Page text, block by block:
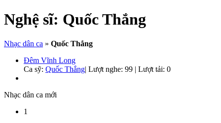
Nghệ sĩ: Quốc Thắng
Nhạc dân ca » Quốc Thắng
Đêm Vĩnh Long
Ca sỹ: Quốc Thắng| Lượt nghe: 99 | Lượt tải: 0
Nhạc dân ca mới
1